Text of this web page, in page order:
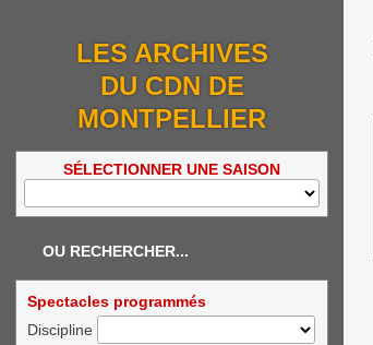
LES ARCHIVES
DU CDN DE
MONTPELLIER
SÉLECTIONNER UNE SAISON
OU RECHERCHER...
Spectacles programmés
Discipline